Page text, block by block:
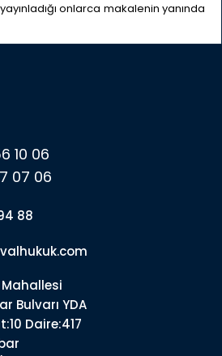
onlarca makalenin yanında
10 06
07 06
88
Mahallesi
Bulvarı YDA
Daire:417